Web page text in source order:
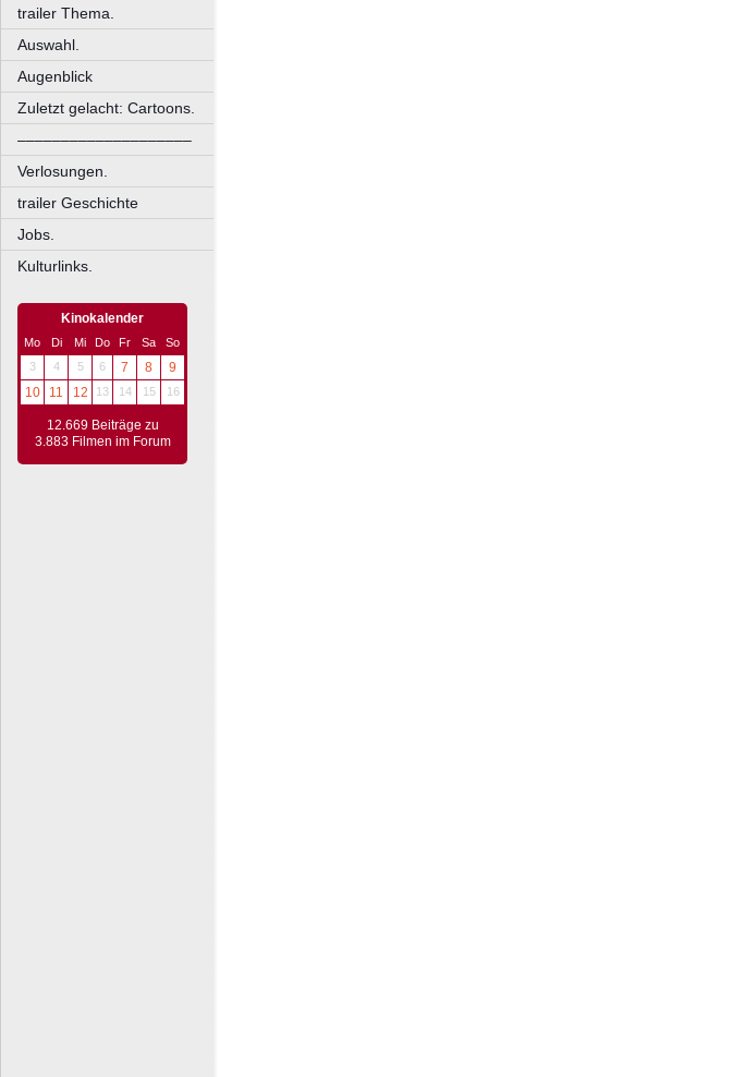
trailer Thema.
Auswahl.
Augenblick
Zuletzt gelacht: Cartoons.
––––––––––––––––––––
Verlosungen.
trailer Geschichte
Jobs.
Kulturlinks.
Kinokalender
Mo Di Mi Do Fr Sa
So
3
4 5 6 7 8
9
10
11 12 13 14 15 16
12.669 Beiträge zu
3.883 Filmen im Forum